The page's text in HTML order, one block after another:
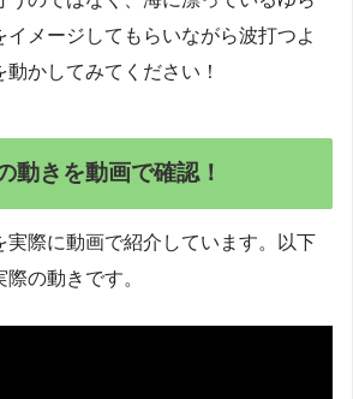
イメージしてもらいながら波打つよ
かしてみてください！
動きを動画で確認！
実際に動画で紹介しています。以下
の動きです。